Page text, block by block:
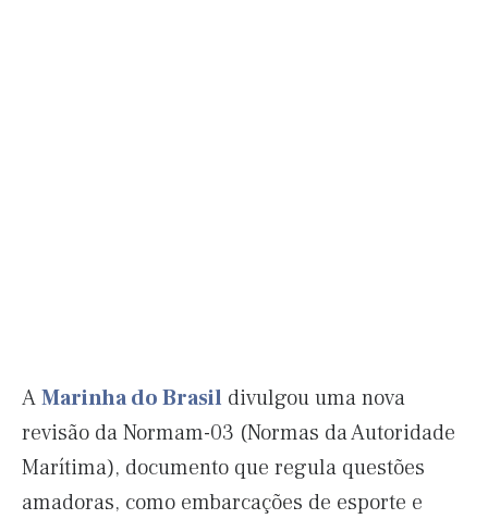
AMarinha do Brasil divulgou uma nova
revisão da Normam-03 (Normas da Autoridade
Marítima), documento que regula questões
amadoras, como embarcações de esporte e